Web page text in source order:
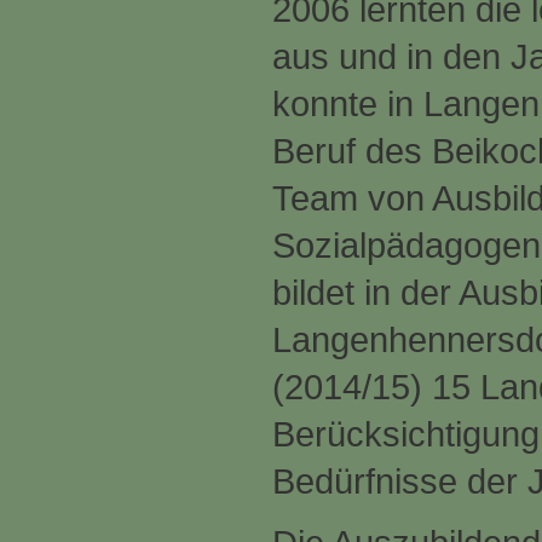
2006 lernten die
aus und in den
konnte in
Beruf des
Team von
bildet in der
(2014/15) 15
Bedürfnisse der